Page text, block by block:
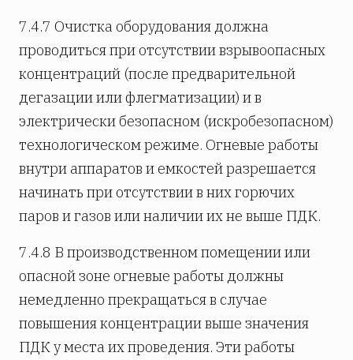
7.4.7 Очистка оборудования должна
проводиться при отсутствии взрывоопасных
концентраций (после предварительной
дегазации или флегматизации) и в
электрически безопасном (искробезопасном)
технологическом режиме. Огневые работы
внутри аппаратов и емкостей разрешается
начинать при отсутствии в них горючих
паров и газов или наличии их не выше ПДК.
7.4.8 В производственном помещении или
опасной зоне огневые работы должны
немедленно прекращаться в случае
повышения концентрации выше значения
ПДК у места их проведения. Эти работы